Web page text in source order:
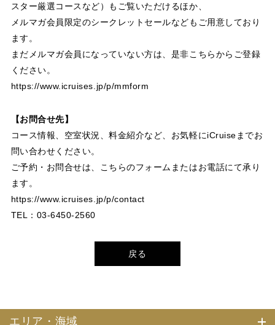
スター厳選コースなど）もご覧いただけるほか、
メルマガ会員限定のシークレットセールなどもご用意しており
ます。
まだメルマガ会員になっていない方は、是非こちらからご登録
ください。
https://www.icruises.jp/p/mmform
【お問合せ先】
コース情報、空室状況、料金紹介など、お気軽にiCruiseまでお
問い合わせください。
ご予約・お問合せは、こちらのフォームまたはお電話にて承り
ます。
https://www.icruises.jp/p/contact
TEL：03-6450-2560
戻る
エリア・海域